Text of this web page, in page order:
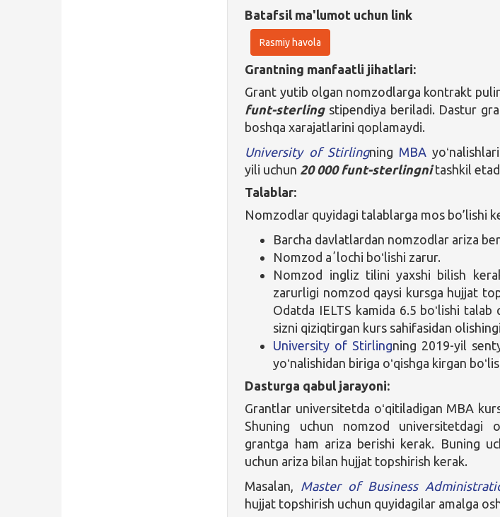
Batafsil ma'lumot uchun link
Rasmiy havola
Grantning manfaatli jihatlari:
Grant yutib olgan nomzodlarga kontrakt
funt-sterlingstipendiya beriladi. Dastur
boshqa xarajatlarini qoplamaydi.
University of Stirlingning MBA
yili uchun 20 000 funt-sterlingnitashkil
Talablar:
Nomzodlar quyidagi talablarga mos bo’lishi
Barcha davlatlardan nomzodlar ariza
Nomzod aʼlochi boʻlishi zarur.
Nomzod ingliz tilini yaxshi bilish
zarurligi nomzod qaysi kursga hujjat
Odatda IELTS kamida 6.5 boʻlishi
sizni qiziqtirgan kurs sahifasidan
University of Stirlingning 2019-yil
yoʻnalishidan biriga oʻqishga kirgan
Dasturga qabul jarayoni:
Grantlar universitetda oʻqitiladigan MBA
Shuning uchun nomzod universitetdagi
grantga ham ariza berishi kerak. Buning
uchun ariza bilan hujjat topshirish kerak.
Masalan, Master of Business
hujjat topshirish uchun quyidagilar amalga